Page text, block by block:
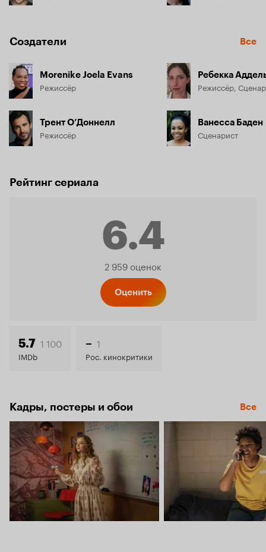
Создатели Все
Morenike Joela Evans
Режиссёр
Трент О’Доннелл
Режиссёр
Ребекка
Режиссёр,
Ванесса Баден
Сценарист
Рейтинг сериала
6.4
Рейтинг
6.4
2 959 оценок
Оценить
5.7 1 100
IMDb
– 1
Рос. кинокритики
Кадры, постеры и обои Все